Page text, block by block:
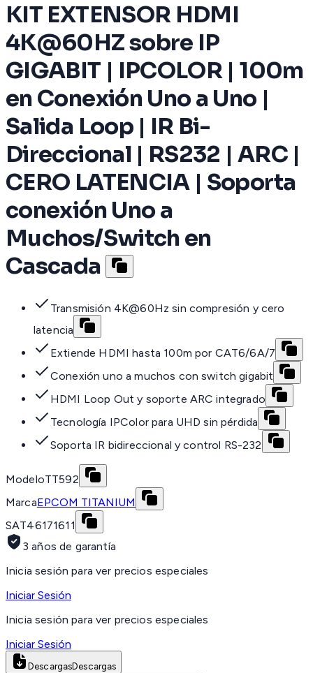
KIT EXTENSOR HDMI
4K@60HZ sobre IP
GIGABIT | IPCOLOR | 100m
en Conexión Uno a Uno |
Salida Loop | IR Bi-
Direccional | RS232 | ARC |
CERO LATENCIA | Soporta
conexión Uno a
Muchos/Switch en
Cascada
Transmisión 4K@60Hz sin compresión y cero
latencia
Extiende HDMI hasta 100m por CAT6/6A/7
Conexión uno a muchos con switch gigabit
HDMI Loop Out y soporte ARC integrado
Tecnología IPColor para UHD sin pérdida
Soporta IR bidireccional y control RS-232
ModeloTT592
MarcaEPCOM TITANIUM
SAT46171611
3 años de garantía
Inicia sesión para ver precios especiales
Iniciar Sesión
Inicia sesión para ver precios especiales
Iniciar Sesión
DescargasDescargas